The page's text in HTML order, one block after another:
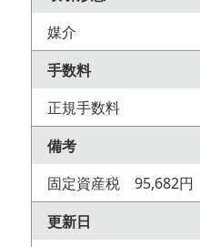
媒介
手数料
正規手数料
備考
固定資産税 95,682円
更新日